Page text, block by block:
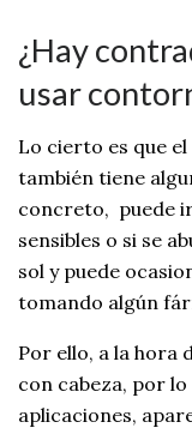
¿Hay
usar
Lo cierto es que
también tiene
concreto, puede
sensibles o si se
sol y puede
tomando algún
Por ello, a la hora
con cabeza, por
aplicaciones,